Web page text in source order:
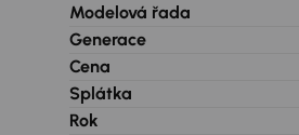
Modelová řada
Generace
Cena
Splátka
Rok